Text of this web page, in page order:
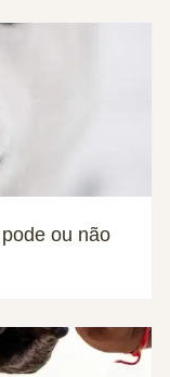
ou não